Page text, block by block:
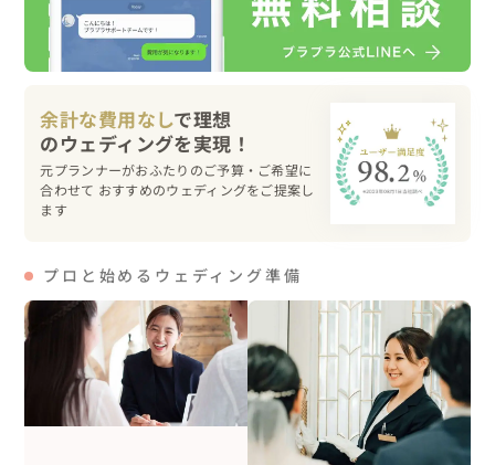
つつも、冗談を交える余裕もあり、笑いの絶えない準備時
間となりました。
けど、ハグしてくれたら嬉しいなぁ」とリクエスト💡
●ファーストミート
おふたりの空気感なら爽やかな雰囲気になるはず、という
予想通り新郎様からハグ😊
その後は、新婦様から新郎様へのサプライズ、お手紙とお
揃いの腕時計のプレゼント⌚️
新婦様「開けてみて😌」新郎様「いつもつけてる時計！お
そろいだ✨️」と幸せな表情💓
お揃いの腕時計をつけて記念撮影も行いました。
続いてファミリーミートのため、一旦おふたりは控室へ。
ここでも新婦様から新郎様へサプライズ「ハート型付箋の
余計な費用なしで理想
元プランナーがおふたりのご予算・ご希望に
合わせて おすすめのウェディングをご提案し
ます
プロと始めるウェディング準備